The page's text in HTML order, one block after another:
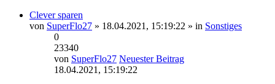
Clever sparen
von SuperFlo27 » 18.04.2021, 15:19:22 » in Sonstiges
0
23340
von SuperFlo27 Neuester Beitrag
18.04.2021, 15:19:22